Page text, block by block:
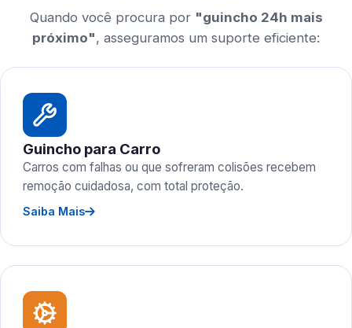
Quando você procura por "guincho 24h mais
próximo", asseguramos um suporte eficiente:
Guincho para Carro
Carros com falhas ou que sofreram colisões recebem
remoção cuidadosa, com total proteção.
Saiba Mais